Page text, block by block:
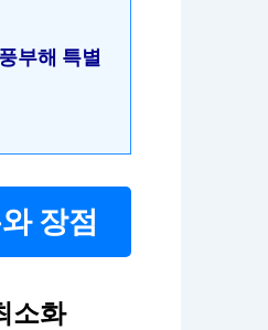
부해 특별
장점
소화